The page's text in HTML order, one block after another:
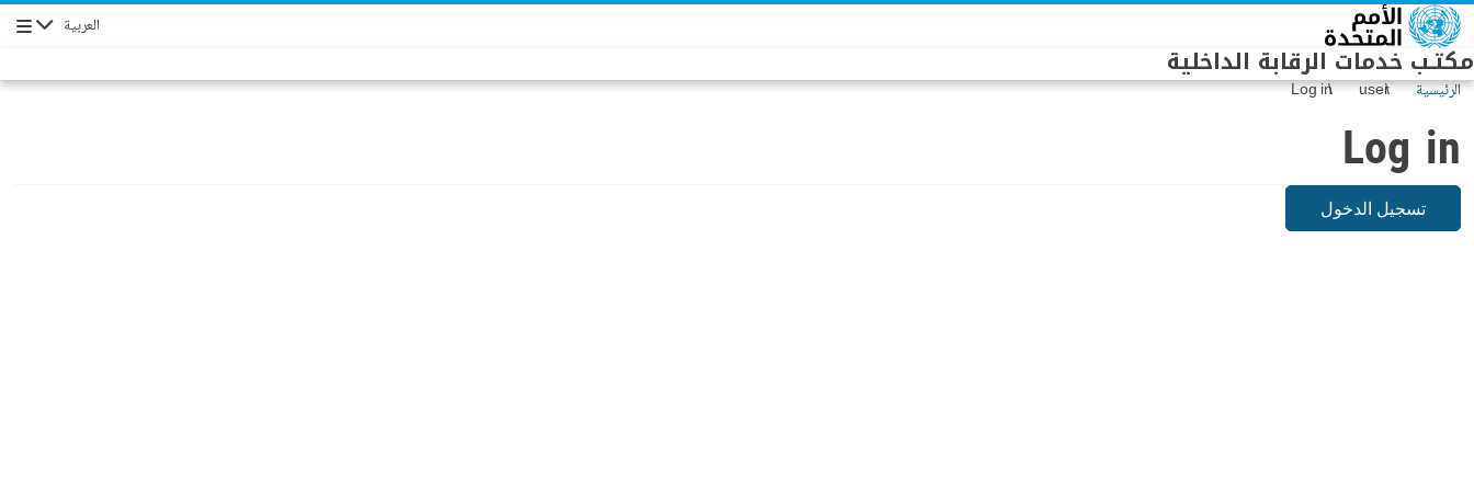
Skip to main content العربية
مكتـب خدمات الرقابة الداخلية
الرئيسية user
Log in
Log in
تسجيل الدخول